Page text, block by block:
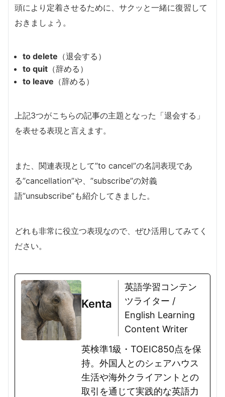
頭により定着させるために、サクッと一緒に復習して
おきましょう。
to delete （退会する）
to quit （辞める）
to leave （辞める）
上記3つがこちらの記事の主題となった「退会する」
を表せる表現と言えます。
また、関連表現として”to cancel”の名詞表現であ
る”cancellation”や、”subscribe”の対義
語”unsubscribe”も紹介してきました。
どれも非常に役立つ表現なので、ぜひ活用してみてく
ださい。
Kenta
英語学習コンテン
ツライター /
English Learning
Content Writer
英検準1級・TOEIC850点を保
持。外国人とのシェアハウス
生活や海外クライアントとの
取引を通じて実践的な英語力